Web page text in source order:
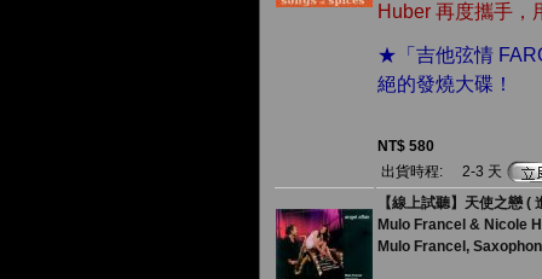
Huber 再度攜手，
★「吉他弦情
絕的發燒大碟！
NT$ 580
出貨時程:
2-3 天
【線上試聽】天使之戀 (
Mulo Francel & Nicole
Mulo Francel,